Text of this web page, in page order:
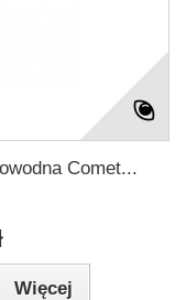
Comet...
Więcej